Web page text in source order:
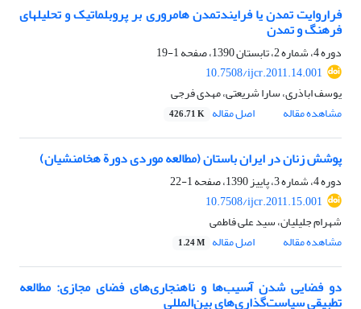
فراروایت تمدن یا فرایندتمدن هامروری بر پروبلماتیک و تحلیلهای
فرهنگ و تمدن
دوره 4، شماره 2، تابستان 1390، صفحه
1-19
10.7508/ijcr.2011.14.001
یوسف اباذری، سارا شریعتی، مهدی فرجی
مشاهده مقاله
اصل مقاله 426.71 K
پوشش زنان در ایران باستان (مطالعه موردی دورة هخامنشیان)
دوره 4، شماره 3، پاییز 1390، صفحه
1-22
10.7508/ijcr.2011.15.001
شهرام جلیلیان، سید علی فاطمی
مشاهده مقاله
اصل مقاله 1.24 M
دو فضایی شدن آُسیب‌ها و ناهنجاری‌های فضای مجازی: مطالعه
تطبیقی سیاست‌گذاری‌های بین‌المللی